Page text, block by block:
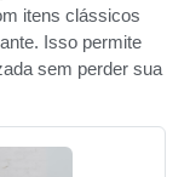
itens clássicos
Isso permite
sem perder sua